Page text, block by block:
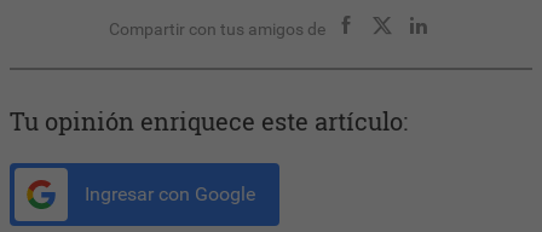
Compartir con tus amigos de
Tu opinión enriquece este artículo:
Ingresar con Google